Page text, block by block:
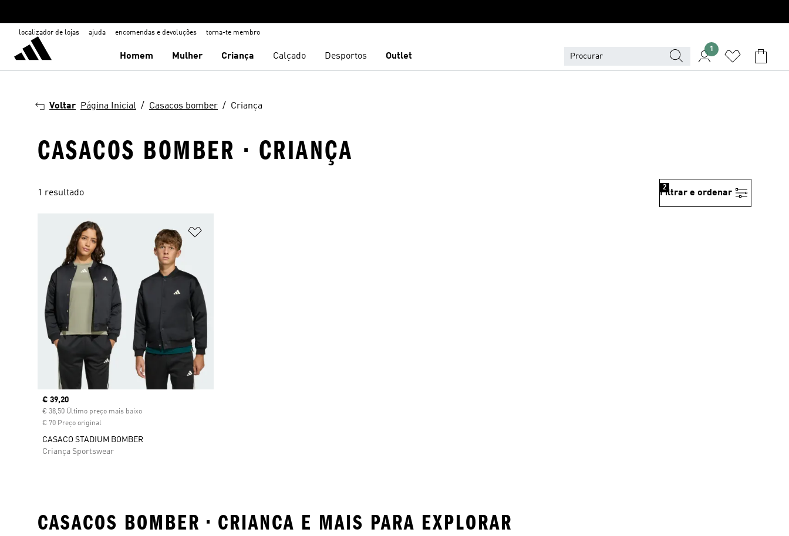
localizador de lojas ajuda encomendas e devoluções torna-te membro
Homem Mulher Criança Calçado Desportos Outlet
1
Voltar Página Inicial Casacos bomber Criança
CASACOS BOMBER · CRIANÇA
1 resultado Filtrar e ordenar
2
Current price
€ 39,20
€ 38,50 Último preço mais baixo
€ 70 Preço original
CASACO STADIUM BOMBER
Criança Sportswear
CASACOS BOMBER • CRIANCA E MAIS PARA EXPLORAR